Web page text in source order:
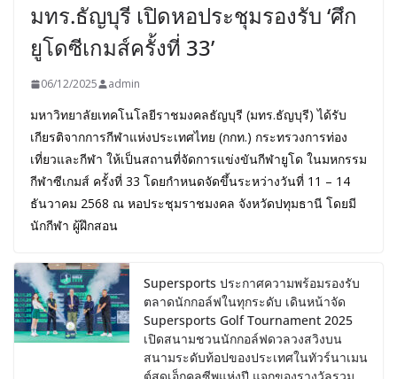
มทร.ธัญบุรี เปิดหอประชุมรองรับ ‘ศึก
ยูโดซีเกมส์ครั้งที่ 33’
06/12/2025 admin
มหาวิทยาลัยเทคโนโลยีราชมงคลธัญบุรี (มทร.ธัญบุรี) ได้รับ
เกียรติจากการกีฬาแห่งประเทศไทย (กกท.) กระทรวงการท่อง
เที่ยวและกีฬา ให้เป็นสถานที่จัดการแข่งขันกีฬายูโด ในมหกรรม
กีฬาซีเกมส์ ครั้งที่ 33 โดยกำหนดจัดขึ้นระหว่างวันที่ 11 – 14
ธันวาคม 2568 ณ หอประชุมราชมงคล จังหวัดปทุมธานี โดยมี
นักกีฬา ผู้ฝึกสอน
Supersports ประกาศความพร้อมรองรับ
ตลาดนักกอล์ฟในทุกระดับ เดินหน้าจัด
Supersports Golf Tournament 2025
เปิดสนามชวนนักกอล์ฟดวลวงสวิงบน
สนามระดับท้อปของประเทศในทัวร์นาเมน